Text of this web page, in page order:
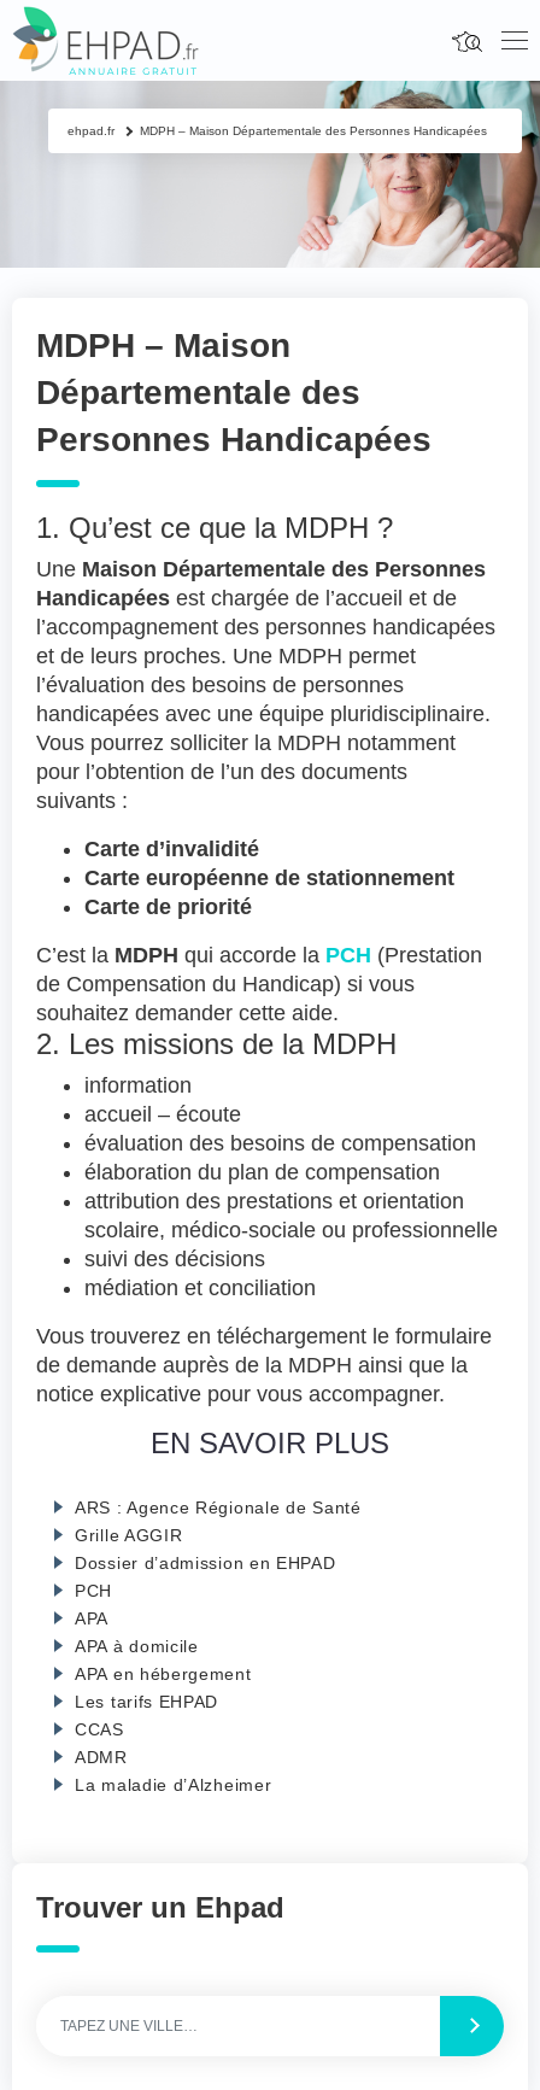
MDPH – Maison
Départementale des
Personnes Handicapées
1. Qu’est ce que la MDPH ?
Une Maison Départementale des Personnes
Handicapées est chargée de l’accueil et de
l’accompagnement des personnes handicapées
et de leurs proches. Une MDPH permet
l’évaluation des besoins de personnes
handicapées avec une équipe pluridisciplinaire.
Vous pourrez solliciter la MDPH notamment
pour l’obtention de l’un des documents
suivants :
Carte d’invalidité
Carte européenne de stationnement
Carte de priorité
C’est la MDPH qui accorde la PCH (Prestation
de Compensation du Handicap) si vous
souhaitez demander cette aide.
2. Les missions de la MDPH
information
accueil – écoute
évaluation des besoins de compensation
élaboration du plan de compensation
attribution des prestations et orientation
scolaire, médico-sociale ou professionnelle
suivi des décisions
médiation et conciliation
Vous trouverez en téléchargement le formulaire
de demande auprès de la MDPH ainsi que la
notice explicative pour vous accompagner.
EN SAVOIR PLUS
ARS : Agence Régionale de Santé
Grille AGGIR
Dossier d’admission en EHPAD
PCH
APA
APA à domicile
APA en hébergement
Les tarifs EHPAD
CCAS
ADMR
La maladie d’Alzheimer
Trouver un Ehpad
ehpad.fr MDPH – Maison Départementale des Personnes Handicapées